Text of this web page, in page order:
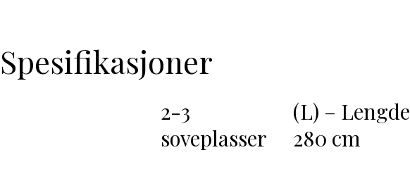
Spesifikasjoner
2-3
soveplasser
(L) – Lengde
280 cm